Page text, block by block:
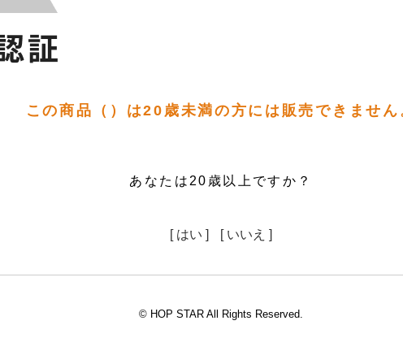
この商品（）は20歳未満の方には販売できません
あなたは20歳以上ですか？
[ はい ] [ いいえ ]
© HOP STAR All Rights Reserved.